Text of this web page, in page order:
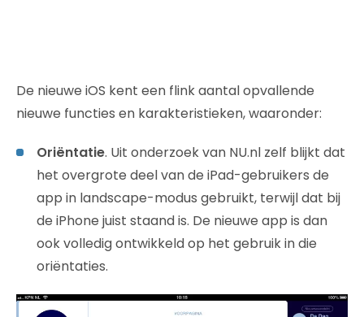
De nieuwe iOS kent een flink aantal opvallende
nieuwe functies en karakteristieken, waaronder:
Oriëntatie. Uit onderzoek van NU.nl zelf blijkt dat
het overgrote deel van de iPad-gebruikers de
app in landscape-modus gebruikt, terwijl dat bij
de iPhone juist staand is. De nieuwe app is dan
ook volledig ontwikkeld op het gebruik in die
oriëntaties.